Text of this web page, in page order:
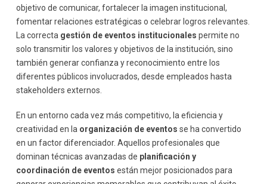
objetivo de comunicar, fortalecer la imagen institucional,
fomentar relaciones estratégicas o celebrar logros relevantes.
La correcta gestión de eventos institucionales permite no
solo transmitir los valores y objetivos de la institución, sino
también generar confianza y reconocimiento entre los
diferentes públicos involucrados, desde empleados hasta
stakeholders externos.
En un entorno cada vez más competitivo, la eficiencia y
creatividad en la organización de eventos se ha convertido
en un factor diferenciador. Aquellos profesionales que
dominan técnicas avanzadas de planificación y
coordinación de eventos están mejor posicionados para